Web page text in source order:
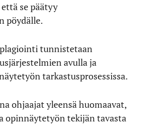
se päätyy
pöydälle.
tunnistetaan
avulla ja
tarkastusprosessissa.
ohjaajat yleensä huomaavat,
opinnäytetyön tekijän tavasta